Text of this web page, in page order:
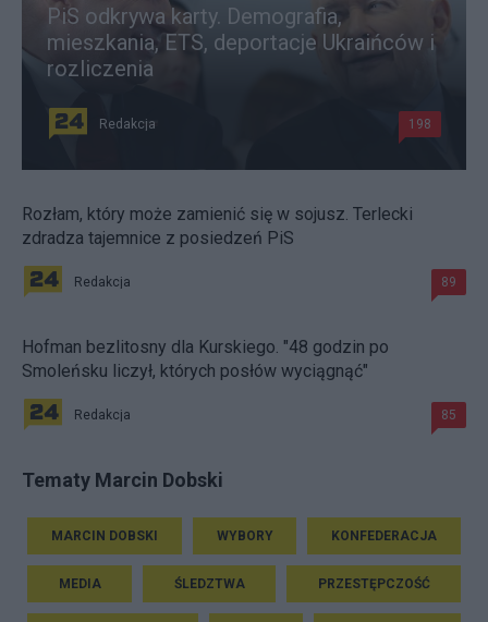
PiS odkrywa karty. Demografia,
mieszkania, ETS, deportacje Ukraińców i
rozliczenia
Redakcja 198
Rozłam, który może zamienić się w sojusz. Terlecki
zdradza tajemnice z posiedzeń PiS
Redakcja 89
Hofman bezlitosny dla Kurskiego. "48 godzin po
Smoleńsku liczył, których posłów wyciągnąć"
Redakcja 85
Tematy Marcin Dobski
MARCIN DOBSKI WYBORY KONFEDERACJA
MEDIA ŚLEDZTWA PRZESTĘPCZOŚĆ